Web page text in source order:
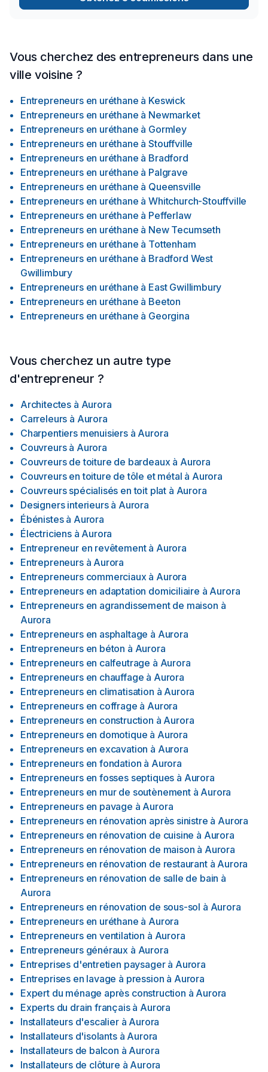
Vous cherchez des entrepreneurs dans une
ville voisine ?
Entrepreneurs en uréthane à Keswick
Entrepreneurs en uréthane à Newmarket
Entrepreneurs en uréthane à Gormley
Entrepreneurs en uréthane à Stouffville
Entrepreneurs en uréthane à Bradford
Entrepreneurs en uréthane à Palgrave
Entrepreneurs en uréthane à Queensville
Entrepreneurs en uréthane à Whitchurch-Stouffville
Entrepreneurs en uréthane à Pefferlaw
Entrepreneurs en uréthane à New Tecumseth
Entrepreneurs en uréthane à Tottenham
Entrepreneurs en uréthane à Bradford West
Gwillimbury
Entrepreneurs en uréthane à East Gwillimbury
Entrepreneurs en uréthane à Beeton
Entrepreneurs en uréthane à Georgina
Vous cherchez un autre type
d'entrepreneur ?
Architectes à Aurora
Carreleurs à Aurora
Charpentiers menuisiers à Aurora
Couvreurs à Aurora
Couvreurs de toiture de bardeaux à Aurora
Couvreurs en toiture de tôle et métal à Aurora
Couvreurs spécialisés en toit plat à Aurora
Designers interieurs à Aurora
Ébénistes à Aurora
Électriciens à Aurora
Entrepreneur en revêtement à Aurora
Entrepreneurs à Aurora
Entrepreneurs commerciaux à Aurora
Entrepreneurs en adaptation domiciliaire à Aurora
Entrepreneurs en agrandissement de maison à
Aurora
Entrepreneurs en asphaltage à Aurora
Entrepreneurs en béton à Aurora
Entrepreneurs en calfeutrage à Aurora
Entrepreneurs en chauffage à Aurora
Entrepreneurs en climatisation à Aurora
Entrepreneurs en coffrage à Aurora
Entrepreneurs en construction à Aurora
Entrepreneurs en domotique à Aurora
Entrepreneurs en excavation à Aurora
Entrepreneurs en fondation à Aurora
Entrepreneurs en fosses septiques à Aurora
Entrepreneurs en mur de soutènement à Aurora
Entrepreneurs en pavage à Aurora
Entrepreneurs en rénovation après sinistre à Aurora
Entrepreneurs en rénovation de cuisine à Aurora
Entrepreneurs en rénovation de maison à Aurora
Entrepreneurs en rénovation de restaurant à Aurora
Entrepreneurs en rénovation de salle de bain à
Aurora
Entrepreneurs en rénovation de sous-sol à Aurora
Entrepreneurs en uréthane à Aurora
Entrepreneurs en ventilation à Aurora
Entrepreneurs généraux à Aurora
Entreprises d'entretien paysager à Aurora
Entreprises en lavage à pression à Aurora
Expert du ménage après construction à Aurora
Experts du drain français à Aurora
Installateurs d'escalier à Aurora
Installateurs d'isolants à Aurora
Installateurs de balcon à Aurora
Installateurs de clôture à Aurora